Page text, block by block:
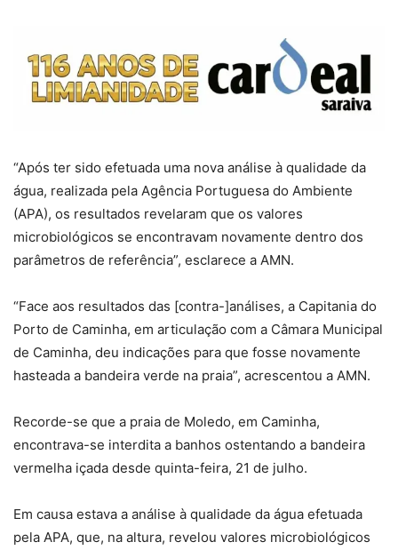
“Após ter sido efetuada uma nova análise à qualidade da
água, realizada pela Agência Portuguesa do Ambiente
(APA), os resultados revelaram que os valores
microbiológicos se encontravam novamente dentro dos
parâmetros de referência”, esclarece a AMN.
“Face aos resultados das [contra-]análises, a Capitania do
Porto de Caminha, em articulação com a Câmara Municipal
de Caminha, deu indicações para que fosse novamente
hasteada a bandeira verde na praia”, acrescentou a AMN.
Recorde-se que a praia de Moledo, em Caminha,
encontrava-se interdita a banhos ostentando a bandeira
vermelha içada desde quinta-feira, 21 de julho.
Em causa estava a análise à qualidade da água efetuada
pela APA, que, na altura, revelou valores microbiológicos